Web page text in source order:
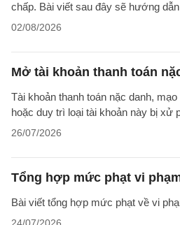
chấp. Bài viết sau đây sẽ hướng
02/08/2026
Mở tài khoản thanh toán
Tài khoản thanh toán nặc danh,
hoặc duy trì loại tài khoản này bị xử
26/07/2026
Tổng hợp mức phạt vi
Bài viết tổng hợp mức phạt về vi